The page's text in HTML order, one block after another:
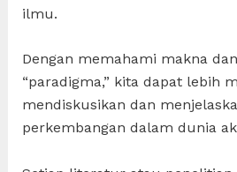
ilmu.
Dengan memahami makna
“paradigma,” kita dapat lebih
mendiskusikan dan
perkembangan dalam dunia